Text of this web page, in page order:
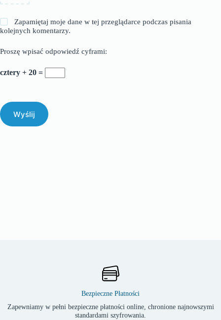
Zapamiętaj moje dane w tej przeglądarce podczas pisania
kolejnych komentarzy.
Proszę wpisać odpowiedź cyframi:
cztery + 20 =
Wyślij
Bezpieczne Płatności
Zapewniamy w pełni bezpieczne płatności online, chronione najnowszymi
standardami szyfrowania.